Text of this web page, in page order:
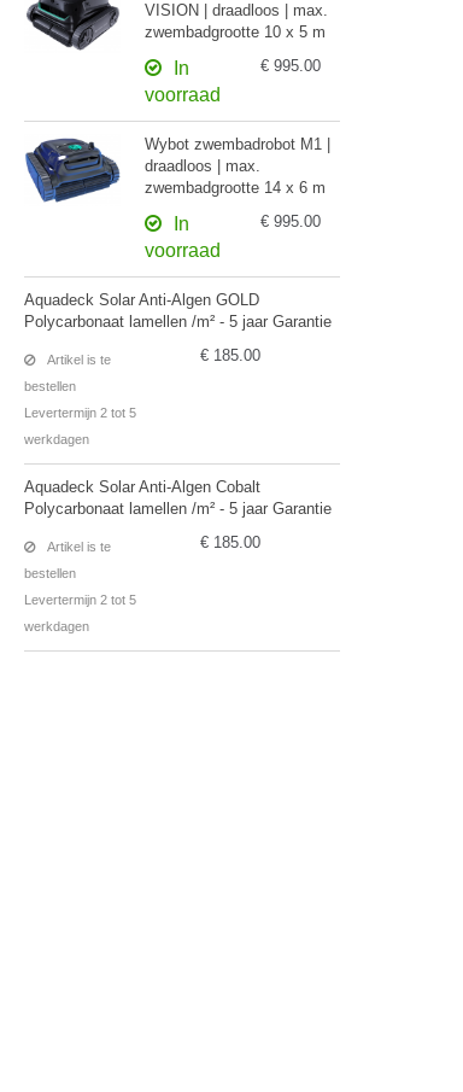
VISION | draadloos | max.
zwembadgrootte 10 x 5 m
In
voorraad
€ 995.00
Wybot zwembadrobot M1 |
draadloos | max.
zwembadgrootte 14 x 6 m
In
voorraad
€ 995.00
Aquadeck Solar Anti-Algen GOLD
Polycarbonaat lamellen /m² - 5 jaar Garantie
Artikel is te
bestellen
Levertermijn 2 tot 5
werkdagen
€ 185.00
Aquadeck Solar Anti-Algen Cobalt
Polycarbonaat lamellen /m² - 5 jaar Garantie
Artikel is te
bestellen
Levertermijn 2 tot 5
werkdagen
€ 185.00